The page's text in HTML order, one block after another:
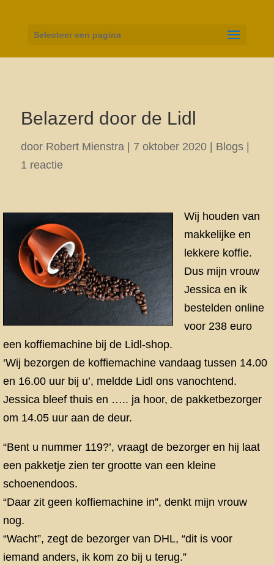
Selecteer een pagina
Belazerd door de Lidl
door Robert Mienstra| 7 oktober 2020| Blogs|
1 reactie
Wij houden van
makkelijke en
lekkere koffie.
Dus mijn vrouw
Jessica en ik
bestelden online
voor 238 euro
een koffiemachine bij de Lidl-shop.
‘Wij bezorgen de koffiemachine vandaag tussen 14.00
en 16.00 uur bij u’, meldde Lidl ons vanochtend.
Jessica bleef thuis en ….. ja hoor, de pakketbezorger
om 14.05 uur aan de deur.
“Bent u nummer 119?’, vraagt de bezorger en hij laat
een pakketje zien ter grootte van een kleine
schoenendoos.
“Daar zit geen koffiemachine in”, denkt mijn vrouw
nog.
“Wacht”, zegt de bezorger van DHL, “dit is voor
iemand anders, ik kom zo bij u terug.”